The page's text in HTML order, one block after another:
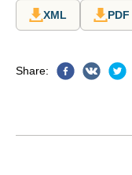
XML PDF
Share: